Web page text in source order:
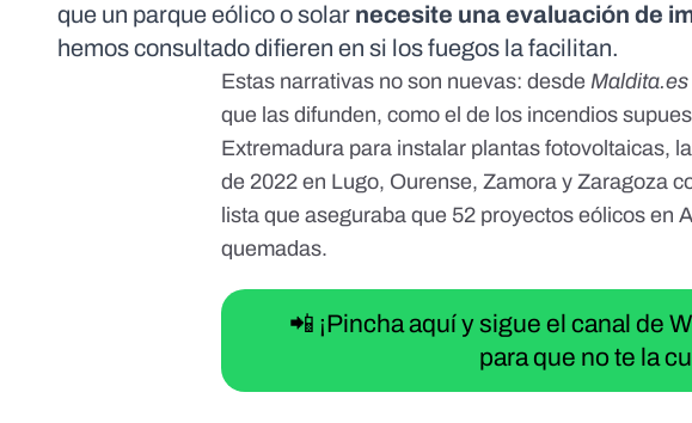
que un parque eólico o solar necesite una evaluación de
hemos consultado difieren en si los fuegos la facilitan.
Estas narrativas no son nuevas: desdeMaldita.es
que las difunden, como el de los incendios
Extremadura para instalar plantas fotovoltaicas,
de 2022 en Lugo, Ourense, Zamora y Zaragoza
lista que aseguraba que 52 proyectos eólicos en
quemadas.
📲 ¡Pincha aquí y sigue el canal de
para que no te la